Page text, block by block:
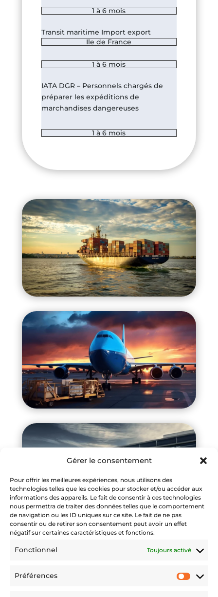
Gérer le consentement
Pour offrir les meilleures expériences, nous utilisons des
technologies telles que les cookies pour stocker et/ou accéder aux
informations des appareils. Le fait de consentir à ces technologies
nous permettra de traiter des données telles que le comportement
de navigation ou les ID uniques sur ce site. Le fait de ne pas
consentir ou de retirer son consentement peut avoir un effet
négatif sur certaines caractéristiques et fonctions.
Fonctionnel Toujours activé
Préférences
1 à 6 mois
Transit maritime Import export
Ile de France
1 à 6 mois
IATA DGR – Personnels chargés de
préparer les expéditions de
marchandises dangereuses
1 à 6 mois